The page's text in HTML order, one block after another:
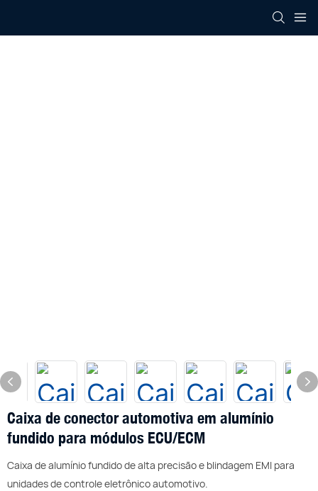
Caixa de conector automotiva em alumínio
fundido para módulos ECU/ECM
Caixa de alumínio fundido de alta precisão e blindagem EMI para
unidades de controle eletrônico automotivo.